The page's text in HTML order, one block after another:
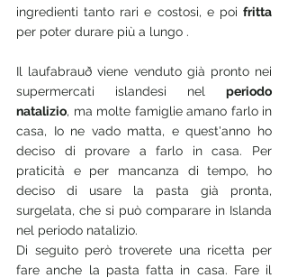
ingredienti tanto rari e costosi, e poi
per poter durare più a lungo .
Il laufabrauð viene venduto già pronto nei
supermercati islandesi nel periodo
natalizio, ma molte famiglie amano farlo in
casa, Io ne vado matta, e quest'anno ho
deciso di provare a farlo in casa. Per
praticità e per mancanza di tempo, ho
deciso di usare la pasta già pronta,
surgelata, che si può comparare in Islanda
nel periodo natalizio.
Di seguito però troverete una ricetta per
fare anche la pasta fatta in casa. Fare il